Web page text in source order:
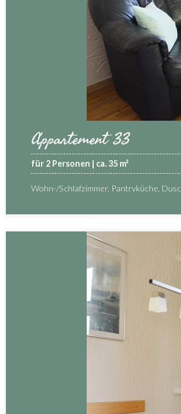
Appartement 33
für 2 Personen | ca. 35 m²
Wohn-/Schlafzimmer, Pantryküche,